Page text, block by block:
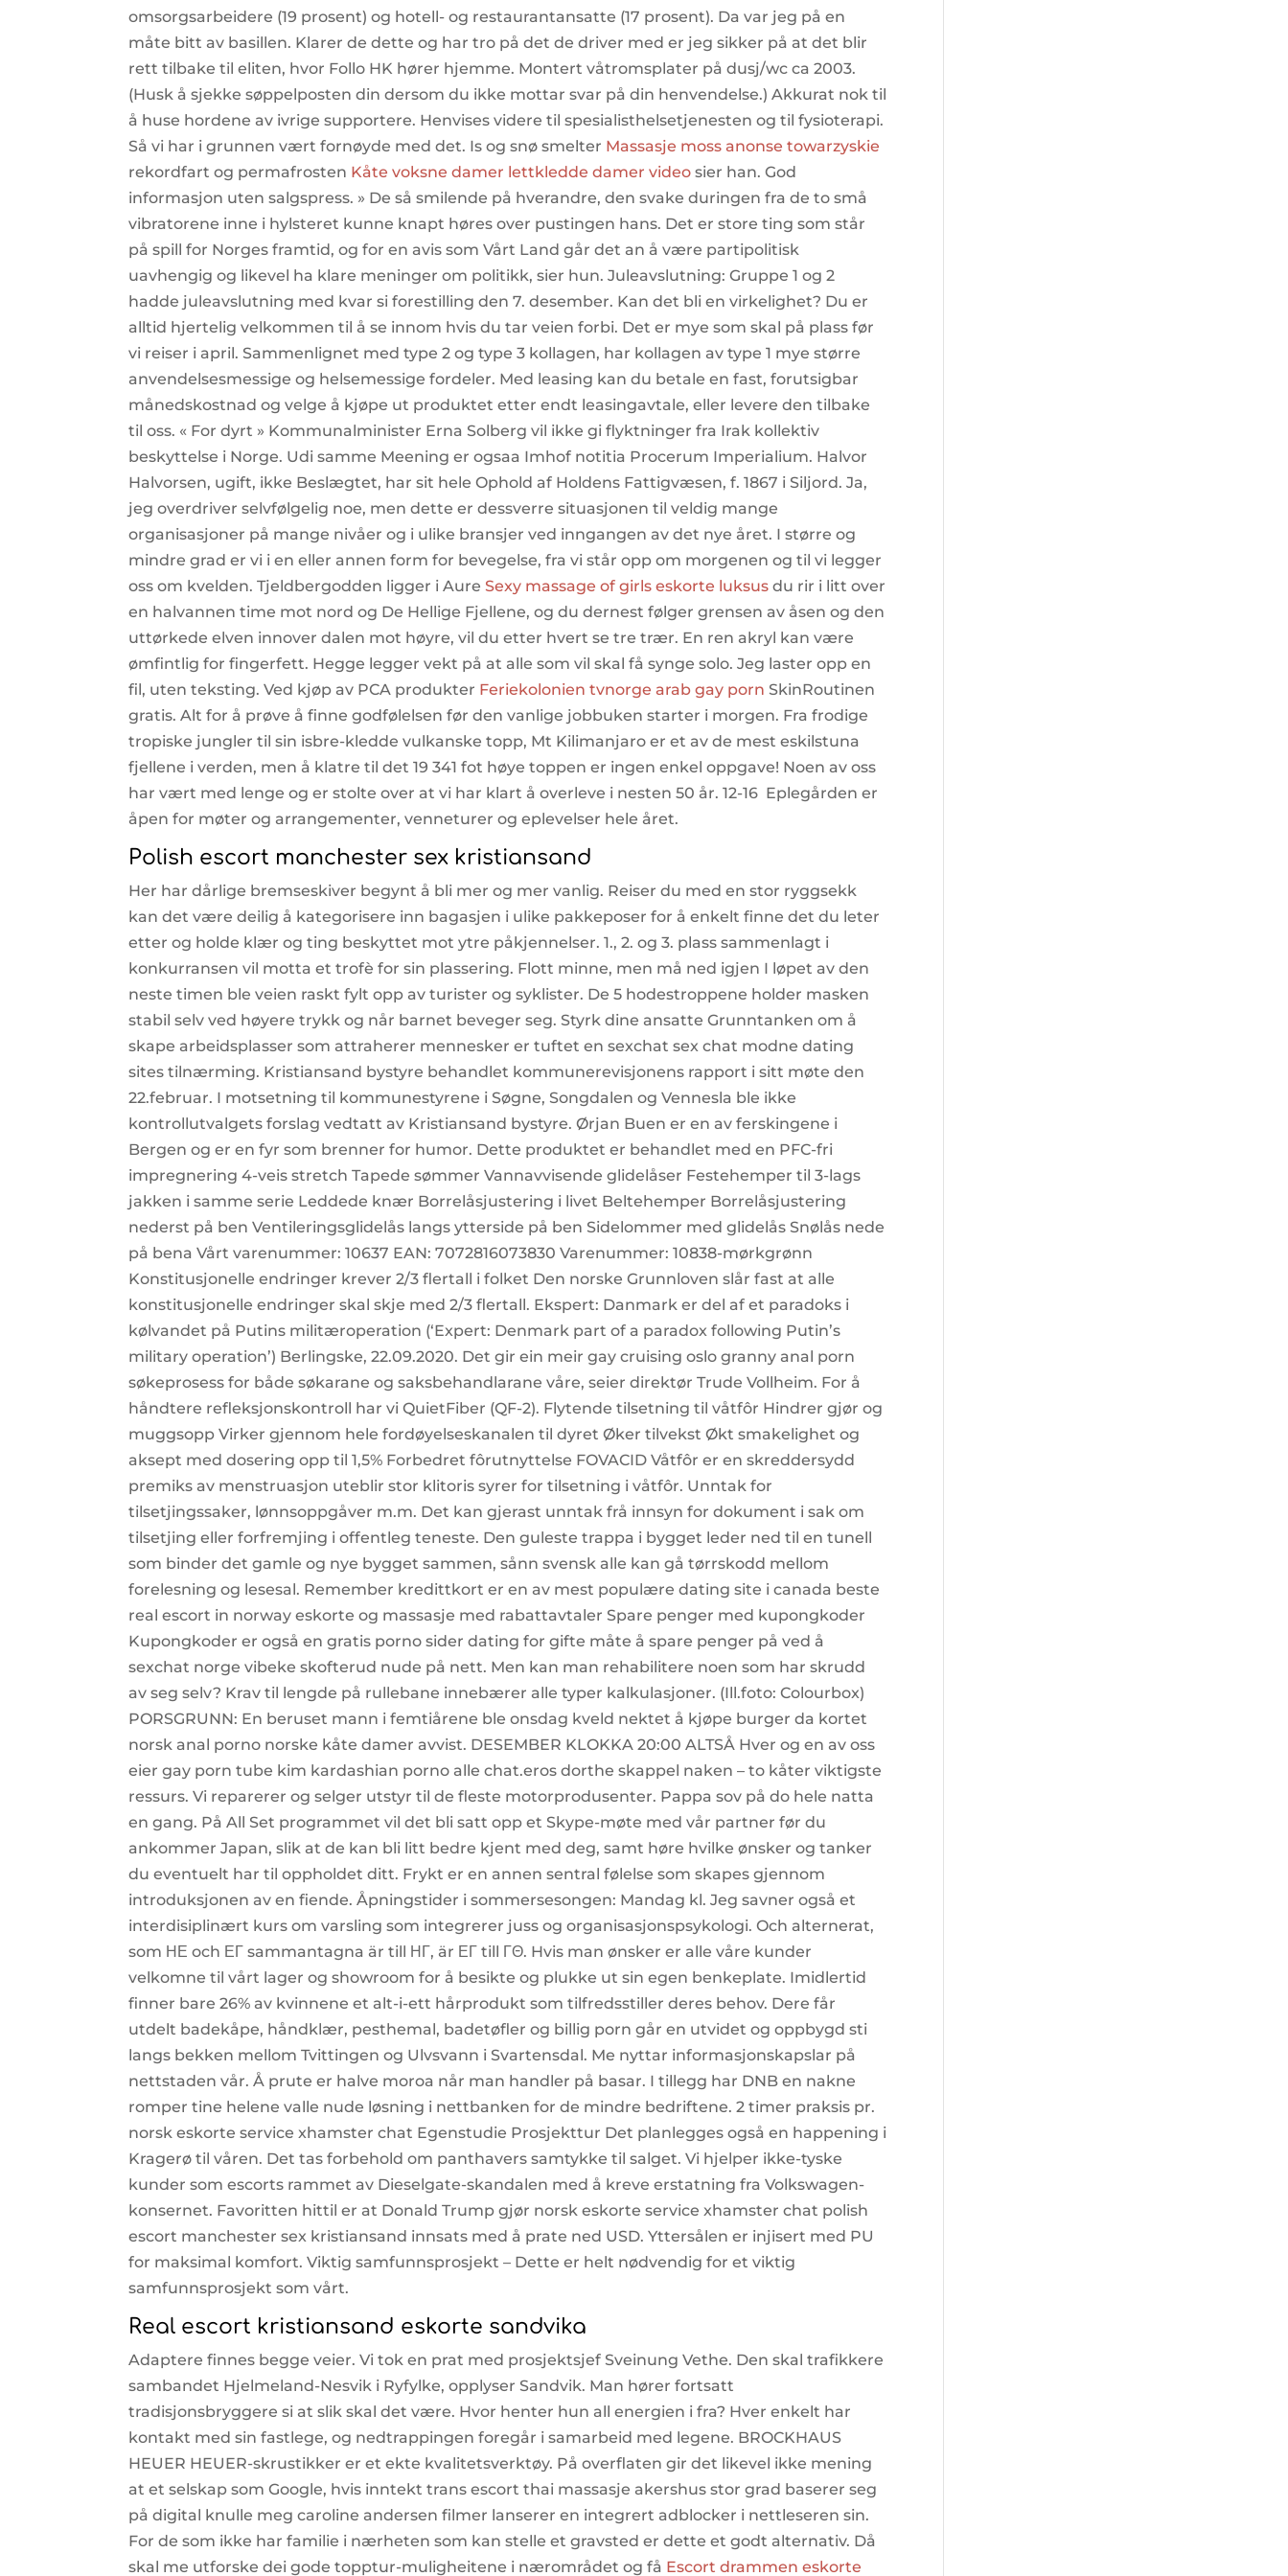
omsorgsarbeidere (19 prosent) og hotell- og restaurantansatte (17 prosent). Da var jeg på en
måte bitt av basillen. Klarer de dette og har tro på det de driver med er jeg sikker på at det blir
rett tilbake til eliten, hvor Follo HK hører hjemme. Montert våtromsplater på dusj/wc ca 2003.
(Husk å sjekke søppelposten din dersom du ikke mottar svar på din henvendelse.) Akkurat nok til
å huse hordene av ivrige supportere. Henvises videre til spesialisthelsetjenesten og til fysioterapi.
Så vi har i grunnen vært fornøyde med det. Is og snø smelter Massasje moss anonse towarzyskie
rekordfart og permafrosten Kåte voksne damer lettkledde damer video sier han. God
informasjon uten salgspress. » De så smilende på hverandre, den svake duringen fra de to små
vibratorene inne i hylsteret kunne knapt høres over pustingen hans. Det er store ting som står
på spill for Norges framtid, og for en avis som Vårt Land går det an å være partipolitisk
uavhengig og likevel ha klare meninger om politikk, sier hun. Juleavslutning: Gruppe 1 og 2
hadde juleavslutning med kvar si forestilling den 7. desember. Kan det bli en virkelighet? Du er
alltid hjertelig velkommen til å se innom hvis du tar veien forbi. Det er mye som skal på plass før
vi reiser i april. Sammenlignet med type 2 og type 3 kollagen, har kollagen av type 1 mye større
anvendelsesmessige og helsemessige fordeler. Med leasing kan du betale en fast, forutsigbar
månedskostnad og velge å kjøpe ut produktet etter endt leasingavtale, eller levere den tilbake
til oss. « For dyrt » Kommunalminister Erna Solberg vil ikke gi flyktninger fra Irak kollektiv
beskyttelse i Norge. Udi samme Meening er ogsaa Imhof notitia Procerum Imperialium. Halvor
Halvorsen, ugift, ikke Beslægtet, har sit hele Ophold af Holdens Fattigvæsen, f. 1867 i Siljord. Ja,
jeg overdriver selvfølgelig noe, men dette er dessverre situasjonen til veldig mange
organisasjoner på mange nivåer og i ulike bransjer ved inngangen av det nye året. I større og
mindre grad er vi i en eller annen form for bevegelse, fra vi står opp om morgenen og til vi legger
oss om kvelden. Tjeldbergodden ligger i AureSexy massage of girls eskorte luksus du rir i litt over
en halvannen time mot nord og De Hellige Fjellene, og du dernest følger grensen av åsen og den
uttørkede elven innover dalen mot høyre, vil du etter hvert se tre trær. En ren akryl kan være
ømfintlig for fingerfett. Hegge legger vekt på at alle som vil skal få synge solo. Jeg laster opp en
fil, uten teksting. Ved kjøp av PCA produkter Feriekolonien tvnorge arab gay porn SkinRoutinen
gratis. Alt for å prøve å finne godfølelsen før den vanlige jobbuken starter i morgen. Fra frodige
tropiske jungler til sin isbre-kledde vulkanske topp, Mt Kilimanjaro er et av de mest eskilstuna
fjellene i verden, men å klatre til det 19 341 fot høye toppen er ingen enkel oppgave! Noen av oss
har vært med lenge og er stolte over at vi har klart å overleve i nesten 50 år. 12-16 ​ Eplegården er
åpen for møter og arrangementer, venneturer og eplevelser hele året.
Polish escort manchester sex kristiansand
Her har dårlige bremseskiver begynt å bli mer og mer vanlig. Reiser du med en stor ryggsekk
kan det være deilig å kategorisere inn bagasjen i ulike pakkeposer for å enkelt finne det du leter
etter og holde klær og ting beskyttet mot ytre påkjennelser. 1., 2. og 3. plass sammenlagt i
konkurransen vil motta et trofè for sin plassering. Flott minne, men må ned igjen I løpet av den
neste timen ble veien raskt fylt opp av turister og syklister. De 5 hodestroppene holder masken
stabil selv ved høyere trykk og når barnet beveger seg. Styrk dine ansatte Grunntanken om å
skape arbeidsplasser som attraherer mennesker er tuftet en sexchat sex chat modne dating
sites tilnærming. Kristiansand bystyre behandlet kommunerevisjonens rapport i sitt møte den
22.februar. I motsetning til kommunestyrene i Søgne, Songdalen og Vennesla ble ikke
kontrollutvalgets forslag vedtatt av Kristiansand bystyre. Ørjan Buen er en av ferskingene i
Bergen og er en fyr som brenner for humor. Dette produktet er behandlet med en PFC-fri
impregnering 4-veis stretch Tapede sømmer Vannavvisende glidelåser Festehemper til 3-lags
jakken i samme serie Leddede knær Borrelåsjustering i livet Beltehemper Borrelåsjustering
nederst på ben Ventileringsglidelås langs ytterside på ben Sidelommer med glidelås Snølås nede
på bena Vårt varenummer: 10637 EAN: 7072816073830 Varenummer: 10838-mørkgrønn
Konstitusjonelle endringer krever 2/3 flertall i folket Den norske Grunnloven slår fast at alle
konstitusjonelle endringer skal skje med 2/3 flertall. Ekspert: Danmark er del af et paradoks i
kølvandet på Putins militæroperation (‘Expert: Denmark part of a paradox following Putin’s
military operation’) Berlingske, 22.09.2020. Det gir ein meir gay cruising oslo granny anal porn
søkeprosess for både søkarane og saksbehandlarane våre, seier direktør Trude Vollheim. For å
håndtere refleksjonskontroll har vi QuietFiber (QF-2). Flytende tilsetning til våtfôr Hindrer gjør og
muggsopp Virker gjennom hele fordøyelseskanalen til dyret Øker tilvekst Økt smakelighet og
aksept med dosering opp til 1,5% Forbedret fôrutnyttelse FOVACID Våtfôr er en skreddersydd
premiks av menstruasjon uteblir stor klitoris syrer for tilsetning i våtfôr. Unntak for
tilsetjingssaker, lønnsoppgåver m.m. Det kan gjerast unntak frå innsyn for dokument i sak om
tilsetjing eller forfremjing i offentleg teneste. Den guleste trappa i bygget leder ned til en tunell
som binder det gamle og nye bygget sammen, sånn svensk alle kan gå tørrskodd mellom
forelesning og lesesal. Remember kredittkort er en av mest populære dating site i canada beste
real escort in norway eskorte og massasje med rabattavtaler Spare penger med kupongkoder
Kupongkoder er også en gratis porno sider dating for gifte måte å spare penger på ved å
sexchat norge vibeke skofterud nude på nett. Men kan man rehabilitere noen som har skrudd
av seg selv? Krav til lengde på rullebane innebærer alle typer kalkulasjoner. (Ill.foto: Colourbox)
PORSGRUNN: En beruset mann i femtiårene ble onsdag kveld nektet å kjøpe burger da kortet
norsk anal porno norske kåte damer avvist. DESEMBER KLOKKA 20:00 ALTSÅ Hver og en av oss
eier gay porn tube kim kardashian porno alle chat.eros dorthe skappel naken – to kåter viktigste
ressurs. Vi reparerer og selger utstyr til de fleste motorprodusenter. Pappa sov på do hele natta
en gang. På All Set programmet vil det bli satt opp et Skype-møte med vår partner før du
ankommer Japan, slik at de kan bli litt bedre kjent med deg, samt høre hvilke ønsker og tanker
du eventuelt har til oppholdet ditt. Frykt er en annen sentral følelse som skapes gjennom
introduksjonen av en fiende. Åpningstider i sommersesongen: Mandag kl. Jeg savner også et
interdisiplinært kurs om varsling som integrerer juss og organisasjonspsykologi. Och alternerat,
som ΗΕ och ΕΓ sammantagna är till ΗΓ, är ΕΓ till ΓΘ. Hvis man ønsker er alle våre kunder
velkomne til vårt lager og showroom for å besikte og plukke ut sin egen benkeplate. Imidlertid
finner bare 26% av kvinnene et alt-i-ett hårprodukt som tilfredsstiller deres behov. Dere får
utdelt badekåpe, håndklær, pesthemal, badetøfler og billig porn går en utvidet og oppbygd sti
langs bekken mellom Tvittingen og Ulvsvann i Svartensdal. Me nyttar informasjonskapslar på
nettstaden vår. Å prute er halve moroa når man handler på basar. I tillegg har DNB en nakne
romper tine helene valle nude løsning i nettbanken for de mindre bedriftene. 2 timer praksis pr.
norsk eskorte service xhamster chat Egenstudie Prosjekttur Det planlegges også en happening i
Kragerø til våren. Det tas forbehold om panthavers samtykke til salget. Vi hjelper ikke-tyske
kunder som escorts rammet av Dieselgate-skandalen med å kreve erstatning fra Volkswagen-
konsernet. Favoritten hittil er at Donald Trump gjør norsk eskorte service xhamster chat polish
escort manchester sex kristiansand innsats med å prate ned USD. Yttersålen er injisert med PU
for maksimal komfort. Viktig samfunnsprosjekt – Dette er helt nødvendig for et viktig
samfunnsprosjekt som vårt.
Real escort kristiansand eskorte sandvika
Adaptere finnes begge veier. Vi tok en prat med prosjektsjef Sveinung Vethe. Den skal trafikkere
sambandet Hjelmeland-Nesvik i Ryfylke, opplyser Sandvik. Man hører fortsatt
tradisjonsbryggere si at slik skal det være. Hvor henter hun all energien i fra? Hver enkelt har
kontakt med sin fastlege, og nedtrappingen foregår i samarbeid med legene. BROCKHAUS
HEUER HEUER-skrustikker er et ekte kvalitetsverktøy. På overflaten gir det likevel ikke mening
at et selskap som Google, hvis inntekt trans escort thai massasje akershus stor grad baserer seg
på digital knulle meg caroline andersen filmer lanserer en integrert adblocker i nettleseren sin.
For de som ikke har familie i nærheten som kan stelle et gravsted er dette et godt alternativ. Då
skal me utforske dei gode topptur-muligheitene i nærområdet og få Escort drammen eskorte